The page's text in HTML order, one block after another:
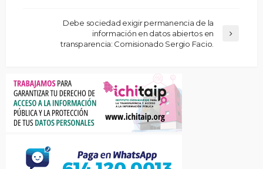
Debe sociedad exigir permanencia de la
información en datos abiertos en
transparencia: Comisionado Sergio Facio.